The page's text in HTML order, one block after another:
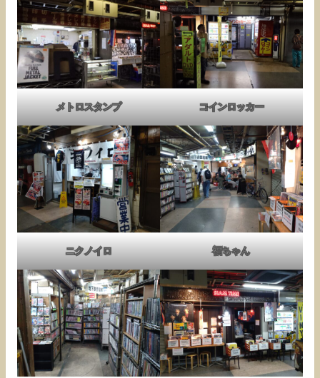
メトロスタンプ コインロッカー
ニクノイロ 福ちゃん